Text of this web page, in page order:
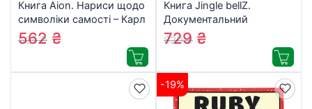
Книга Aion. Нариси щодо
символіки самості – Карл
Ґустав Юнґ Астролябія
(9786176641698)
625₴
562 ₴
Книга Jingle bellZ.
Документальний
щоденник – Олексій
Ануля А-ба-ба-га-ла-ма-
820₴
729 ₴
-19%